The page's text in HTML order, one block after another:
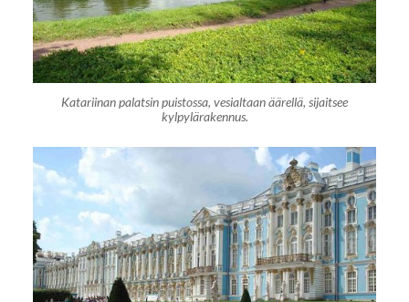
Katariinan palatsin puistossa, vesialtaan äärellä, sijaitsee
kylpylärakennus.